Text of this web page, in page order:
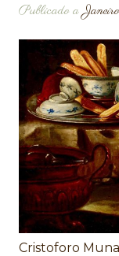
Publicado a
Cristoforo